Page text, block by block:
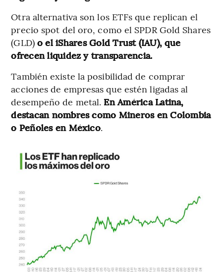
Otra alternativa son los ETFs que replican el
precio spot del oro, como el SPDR Gold Shares
(GLD) o el iShares Gold Trust (IAU), que
ofrecen liquidez y transparencia.
También existe la posibilidad de comprar
acciones de empresas que estén ligadas al
desempeño de metal. En América Latina,
destacan nombres como Mineros en Colombia
o Peñoles en México.